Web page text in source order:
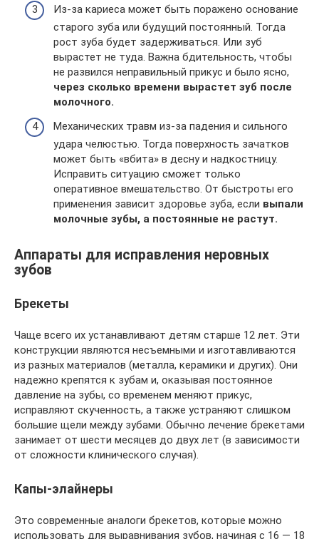
Из-за кариеса может быть поражено основание
старого зуба или будущий постоянный. Тогда
рост зуба будет задерживаться. Или зуб
вырастет не туда. Важна бдительность, чтобы
не развился неправильный прикус и было ясно,
через сколько времени вырастет зуб после
молочного.
Механических травм из-за падения и сильного
удара челюстью. Тогда поверхность зачатков
может быть «вбита» в десну и надкостницу.
Исправить ситуацию сможет только
оперативное вмешательство. От быстроты его
применения зависит здоровье зуба, если выпали
молочные зубы, а постоянные не растут.
Аппараты для исправления неровных
зубов
Брекеты
Чаще всего их устанавливают детям старше 12 лет. Эти
конструкции являются несъемными и изготавливаются
из разных материалов (металла, керамики и других). Они
надежно крепятся к зубам и, оказывая постоянное
давление на зубы, со временем меняют прикус,
исправляют скученность, а также устраняют слишком
большие щели между зубами. Обычно лечение брекетами
занимает от шести месяцев до двух лет (в зависимости
от сложности клинического случая).
Капы-элайнеры
Это современные аналоги брекетов, которые можно
использовать для выравнивания зубов, начиная с 16 — 18